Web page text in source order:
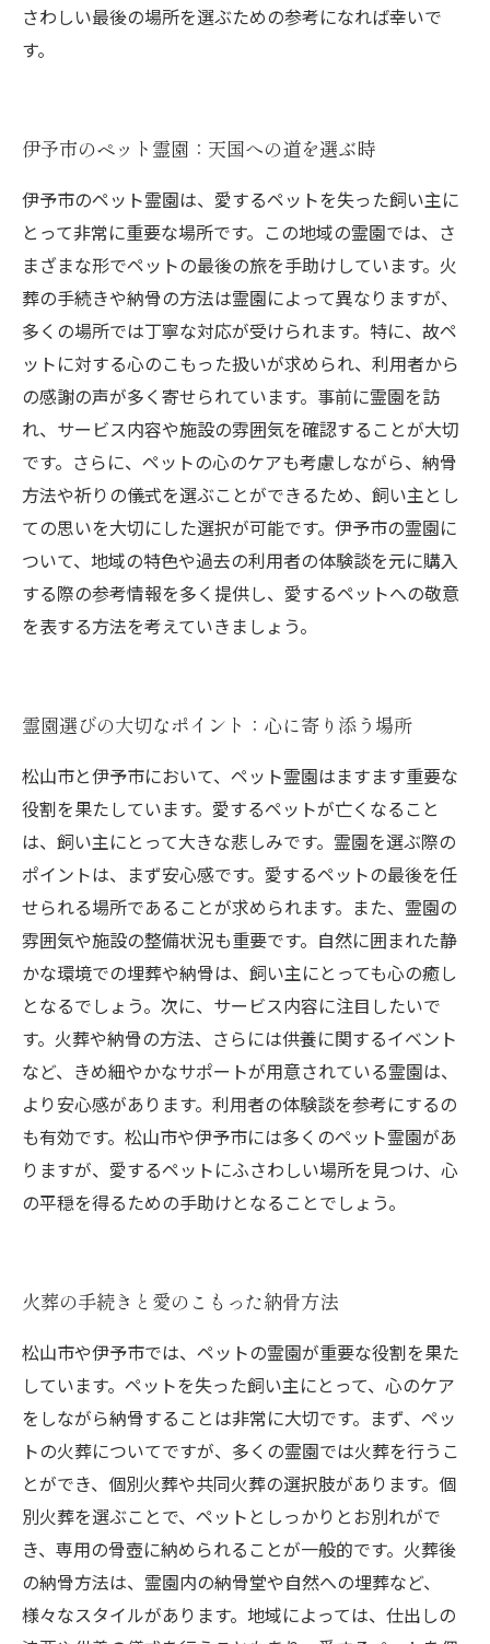
さわしい最後の場所を選ぶための参考になれば幸いで
す。
伊予市のペット霊園：天国への道を選ぶ時
伊予市のペット霊園は、愛するペットを失った飼い主に
とって非常に重要な場所です。この地域の霊園では、さ
まざまな形でペットの最後の旅を手助けしています。火
葬の手続きや納骨の方法は霊園によって異なりますが、
多くの場所では丁寧な対応が受けられます。特に、故ペ
ットに対する心のこもった扱いが求められ、利用者から
の感謝の声が多く寄せられています。事前に霊園を訪
れ、サービス内容や施設の雰囲気を確認することが大切
です。さらに、ペットの心のケアも考慮しながら、納骨
方法や祈りの儀式を選ぶことができるため、飼い主とし
ての思いを大切にした選択が可能です。伊予市の霊園に
ついて、地域の特色や過去の利用者の体験談を元に購入
する際の参考情報を多く提供し、愛するペットへの敬意
を表する方法を考えていきましょう。
霊園選びの大切なポイント：心に寄り添う場所
松山市と伊予市において、ペット霊園はますます重要な
役割を果たしています。愛するペットが亡くなること
は、飼い主にとって大きな悲しみです。霊園を選ぶ際の
ポイントは、まず安心感です。愛するペットの最後を任
せられる場所であることが求められます。また、霊園の
雰囲気や施設の整備状況も重要です。自然に囲まれた静
かな環境での埋葬や納骨は、飼い主にとっても心の癒し
となるでしょう。次に、サービス内容に注目したいで
す。火葬や納骨の方法、さらには供養に関するイベント
など、きめ細やかなサポートが用意されている霊園は、
より安心感があります。利用者の体験談を参考にするの
も有効です。松山市や伊予市には多くのペット霊園があ
りますが、愛するペットにふさわしい場所を見つけ、心
の平穏を得るための手助けとなることでしょう。
火葬の手続きと愛のこもった納骨方法
松山市や伊予市では、ペットの霊園が重要な役割を果た
しています。ペットを失った飼い主にとって、心のケア
をしながら納骨することは非常に大切です。まず、ペッ
トの火葬についてですが、多くの霊園では火葬を行うこ
とができ、個別火葬や共同火葬の選択肢があります。個
別火葬を選ぶことで、ペットとしっかりとお別れがで
き、専用の骨壺に納められることが一般的です。火葬後
の納骨方法は、霊園内の納骨堂や自然への埋葬など、
様々なスタイルがあります。地域によっては、仕出しの